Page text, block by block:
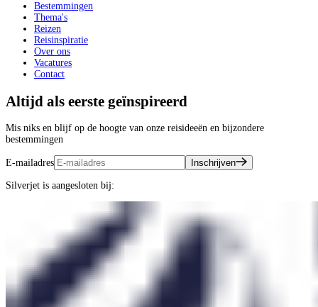
Bestemmingen
Thema's
Reizen
Reisinspiratie
Over ons
Vacatures
Contact
Altijd als eerste geïnspireerd
Mis niks en blijf op de hoogte van onze reisideeën en bijzondere
bestemmingen
E-mailadres Inschrijven
Silverjet is aangesloten bij: